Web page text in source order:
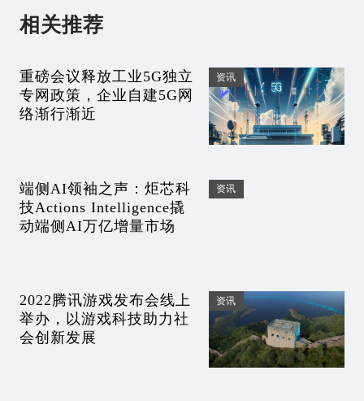
相关推荐
重磅会议释放工业5G独立
专网政策，企业自建5G网
络渐行渐近
资讯
端侧AI领袖之声：炬芯科
技Actions Intelligence撬
动端侧AI万亿增量市场
资讯
2022腾讯游戏发布会线上
举办，以游戏科技助力社
会创新发展
资讯